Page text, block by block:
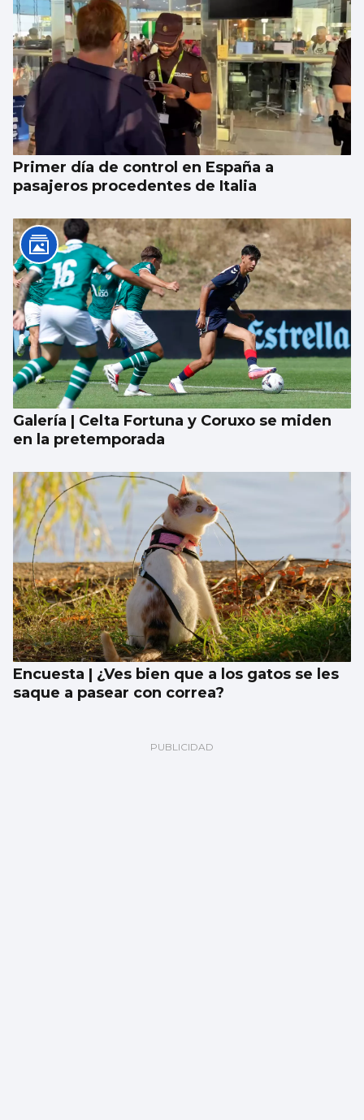
Xanma Louro, de The Rapants: “Sempre foi
complicado dicir que tocamos. Somos un
guiso, abertos a todo”
Primer día de control en España a
pasajeros procedentes de Italia
Galería | Celta Fortuna y Coruxo se miden
en la pretemporada
Encuesta | ¿Ves bien que a los gatos se les
saque a pasear con correa?